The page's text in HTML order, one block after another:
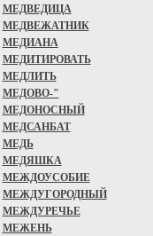
МЕДВЕДИЦА
МЕДВЕЖАТНИК
МЕДИАНА
МЕДИТИРОВАТЬ
МЕДЛИТЬ
МЕДОВО-"
МЕДОНОСНЫЙ
МЕДСАНБАТ
МЕДЬ
МЕДЯШКА
МЕЖДОУСОБИЕ
МЕЖДУГОРОДНЫЙ
МЕЖДУРЕЧЬЕ
МЕЖЕНЬ